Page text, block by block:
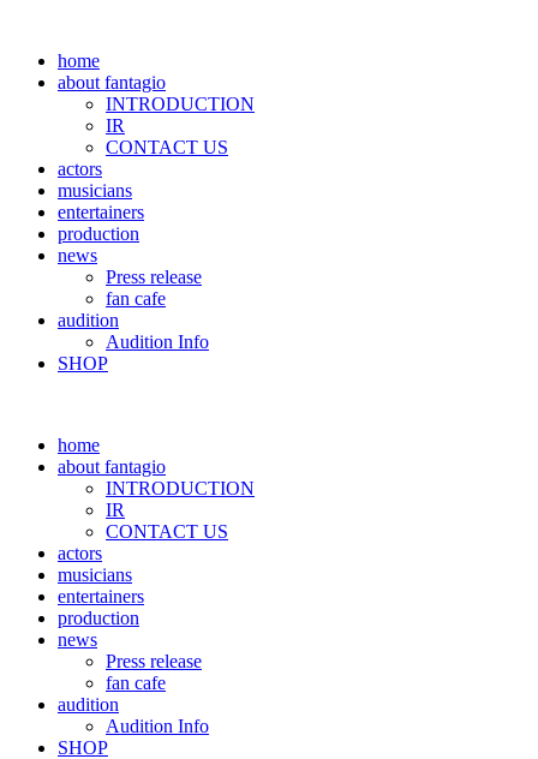
home
about fantagio
INTRODUCTION
IR
CONTACT US
actors
musicians
entertainers
production
news
Press release
fan cafe
audition
Audition Info
SHOP
home
about fantagio
INTRODUCTION
IR
CONTACT US
actors
musicians
entertainers
production
news
Press release
fan cafe
audition
Audition Info
SHOP